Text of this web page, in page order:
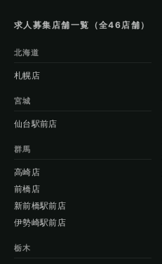
求人募集店舗一覧（全46店舗）
北海道
札幌店
宮城
仙台駅前店
群馬
高崎店
前橋店
新前橋駅前店
伊勢崎駅前店
栃木